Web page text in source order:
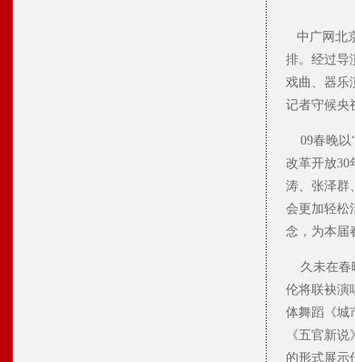
中广网北
排。经过导
戏曲、器乐
记者守候央
09春晚以
改革开放30
涛、张泽群
会更加轻松
念，为本届
久未在春
伦将联袂演
体舞蹈《城
《五官新
的形式展示